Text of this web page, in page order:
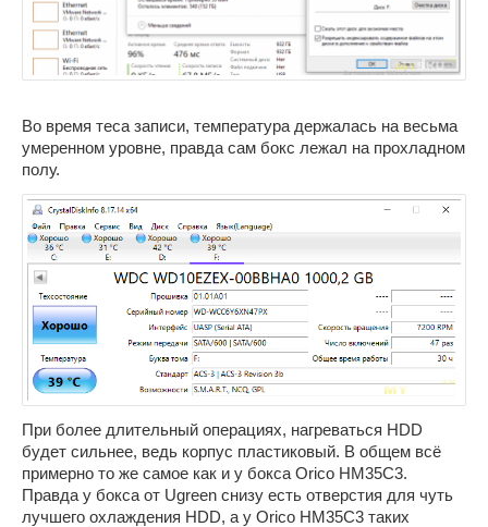
Во время теса записи, температура держалась на весьма
умеренном уровне, правда сам бокс лежал на прохладном
полу.
При более длительный операциях, нагреваться HDD
будет сильнее, ведь корпус пластиковый. В общем всё
примерно то же самое как и у бокса Orico HM35C3.
Правда у бокса от Ugreen снизу есть отверстия для чуть
лучшего охлаждения HDD, а у Orico HM35C3 таких